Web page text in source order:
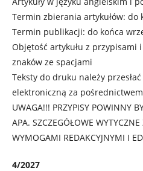
Termin zbierania artykułów: do
Termin publikacji: do końca
Objętość artykułu z przypisami
znaków ze spacjami
Teksty do druku należy
elektroniczną za
UWAGA!!! PRZYPISY POWINNY
APA. SZCZEGÓŁOWE
WYMOGAMI REDAKCYJNYMI I
4/2027